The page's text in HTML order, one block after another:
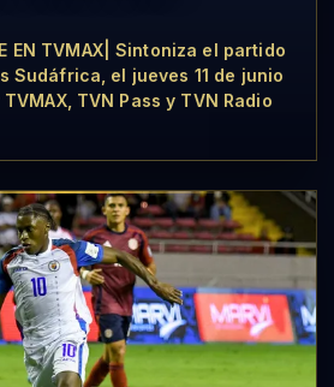
EN TVMAX| Sintoniza el partido
Sudáfrica, el jueves 11 de junio
TVN Pass y TVN Radio